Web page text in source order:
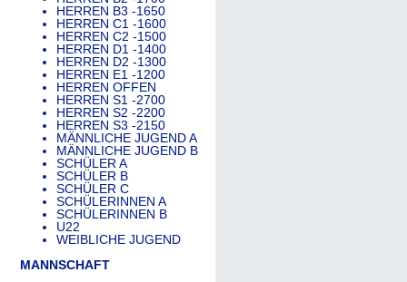
HERREN B3 -1650
HERREN C1 -1600
HERREN C2 -1500
HERREN D1 -1400
HERREN D2 -1300
HERREN E1 -1200
HERREN OFFEN
HERREN S1 -2700
HERREN S2 -2200
HERREN S3 -2150
MÄNNLICHE JUGEND A
MÄNNLICHE JUGEND B
SCHÜLER A
SCHÜLER B
SCHÜLER C
SCHÜLERINNEN A
SCHÜLERINNEN B
U22
WEIBLICHE JUGEND
MANNSCHAFT